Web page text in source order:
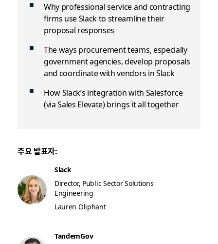
Why professional service and contracting
firms use Slack to streamline their
proposal responses
The ways procurement teams, especially
government agencies, develop proposals
and coordinate with vendors in Slack
How Slack’s integration with Salesforce
(via Sales Elevate) brings it all together
주요 발표자:
Slack
Director, Public Sector Solutions
Engineering
Lauren Oliphant
TandemGov